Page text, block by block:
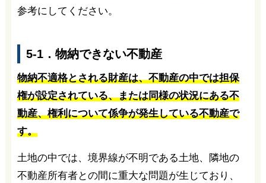
参考にしてください。
5-1．物納できない不動産
物納不適格とされる財産は、不動産の中では担保
権が設定されている、または同様の状況にある不
動産、権利について係争が発生している不動産で
す。
土地の中では、境界線が不明である土地、隣地の
不動産所有者との間に重大な問題が生じており、